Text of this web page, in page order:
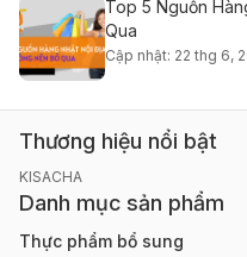
Top 5 Nguồn
Qua
Cập nhật: 22 thg 6,
Thương hiệu nổi bật
KISACHA
Danh mục sản phẩm
Thực phẩm bổ sung